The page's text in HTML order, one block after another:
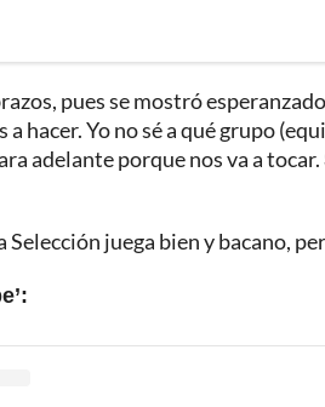
pues se mostró
hacer. Yo no sé a qué grupo
adelante porque nos va a tocar.
Selección juega bien y bacano,